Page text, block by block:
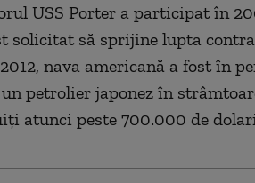
USS Porter a participat în
solicitat să sprijine lupta
nava americană a fost în
petrolier japonez în
atunci peste 700.000 de